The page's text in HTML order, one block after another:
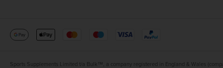
Sports Supplements Limited t/a Bulk™, a company registered in England & Wales